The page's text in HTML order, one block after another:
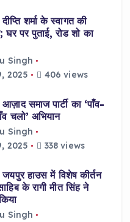
शर्मा के स्वागत की
घर पर पुताई, रोड शो का
Singh
2025
406 views
समाज पार्टी का ‘पाँव-
चलो’ अभियान
Singh
2025
338 views
हाउस में विशेष कीर्तन
के रागी मीत सिंह ने
Singh